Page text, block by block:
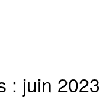
: juin 2023